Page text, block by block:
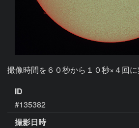
撮像時間を６０秒から１０秒×４回
ID
#135382
撮影日時